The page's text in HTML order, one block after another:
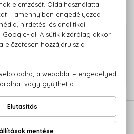
TERMÉKEK
14 napos visszaküldési garanciával